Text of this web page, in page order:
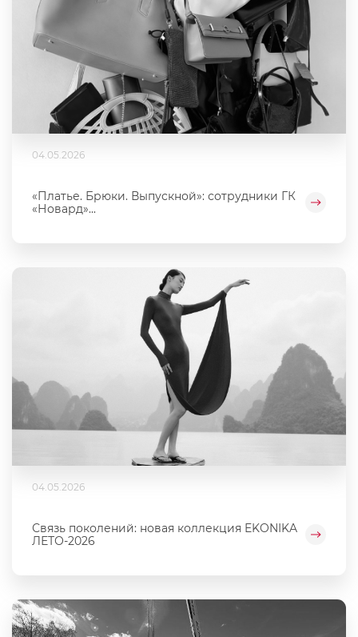
04.05.2026
«Платье. Брюки. Выпускной»: сотрудники ГК
«Новард»...
04.05.2026
Связь поколений: новая коллекция EKONIKA
ЛЕТО-2026